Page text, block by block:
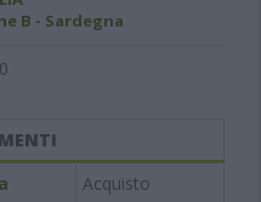
B - Sardegna
Acquisto